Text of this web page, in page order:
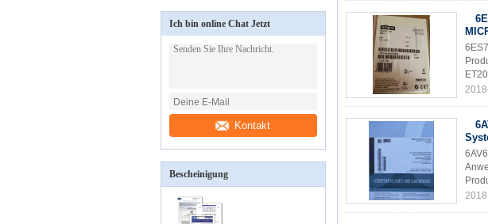
Ich bin online Chat Jetzt
Kontakt
Bescheinigung